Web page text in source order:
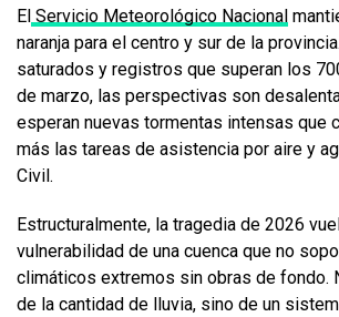
El Servicio Meteorológico Nacional
naranja para el centro y sur de la
saturados y registros que superan los
de marzo, las perspectivas son
esperan nuevas tormentas intensas que
más las tareas de asistencia por aire y
Civil.
Estructuralmente, la tragedia de 2026
vulnerabilidad de una cuenca que no
climáticos extremos sin obras de fondo.
de la cantidad de lluvia, sino de un